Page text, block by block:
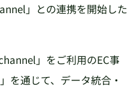
」との連携を開始した
」をご利用のEC事
を通じて、データ統合・